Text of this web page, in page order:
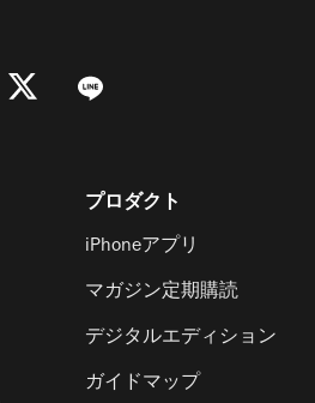
プロダクト
iPhoneアプリ
マガジン定期購読
デジタルエディション
ガイドマップ